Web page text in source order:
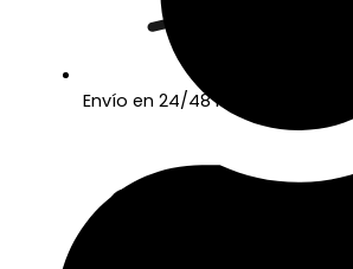
Envío en 24/48 horas laborables